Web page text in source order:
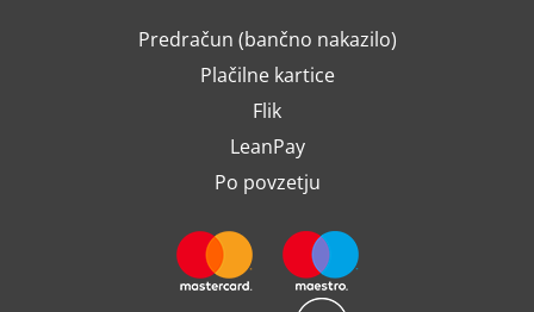
Predračun (bančno nakazilo)
Plačilne kartice
Flik
LeanPay
Po povzetju